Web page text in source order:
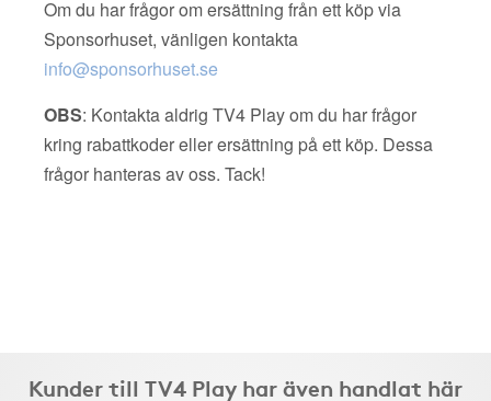
Om du har frågor om ersättning från ett köp via
Sponsorhuset, vänligen kontakta
info@sponsorhuset.se
OBS: Kontakta aldrig TV4 Play om du har frågor
kring rabattkoder eller ersättning på ett köp. Dessa
frågor hanteras av oss. Tack!
Kunder till TV4 Play har även handlat här